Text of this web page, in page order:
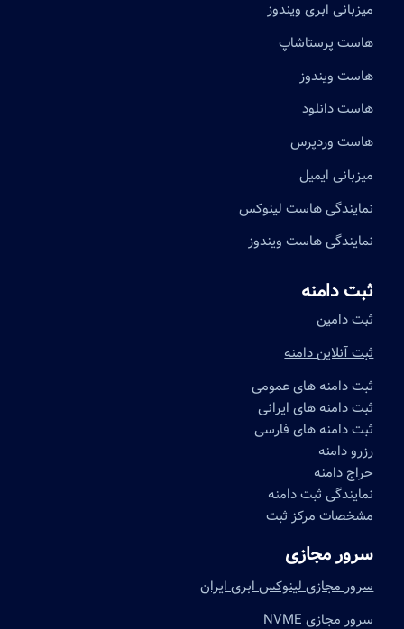
میزبانی ابری ویندوز
هاست پرستاشاپ
هاست ویندوز
هاست دانلود
هاست وردپرس
میزبانی ایمیل
نمایندگی هاست لینوکس
نمایندگی هاست ویندوز
ثبت دامنه
ثبت دامین
ثبت آنلاین دامنه
ثبت دامنه های عمومی
ثبت دامنه های ایرانی
ثبت دامنه های فارسی
رزرو دامنه
حراج دامنه
نمایندگی ثبت دامنه
مشخصات مرکز ثبت
سرور مجازی
سرور مجازی لینوکس ابری ایران
سرور مجازی NVME